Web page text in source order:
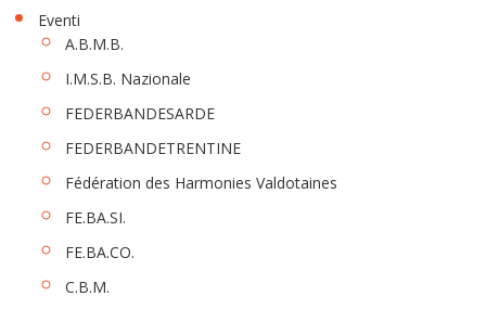
Eventi
A.B.M.B.
I.M.S.B. Nazionale
FEDERBANDESARDE
FEDERBANDETRENTINE
Fédération des Harmonies Valdotaines
FE.BA.SI.
FE.BA.CO.
C.B.M.